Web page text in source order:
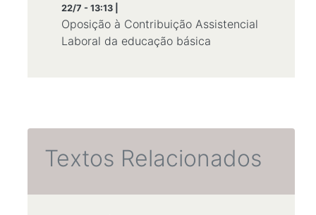
22/7 - 13:13 |
Oposição à Contribuição Assistencial
Laboral da educação básica
Textos Relacionados